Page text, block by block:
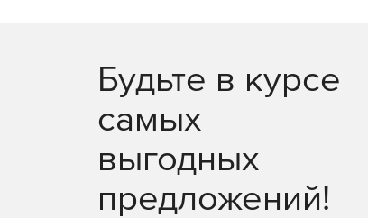
Защита SharePoint, сканирующая
Сертифицированная защита Citrix с
Защита Linux, обеспечивающая
Будьте в курсе
самых
выгодных
предложений!